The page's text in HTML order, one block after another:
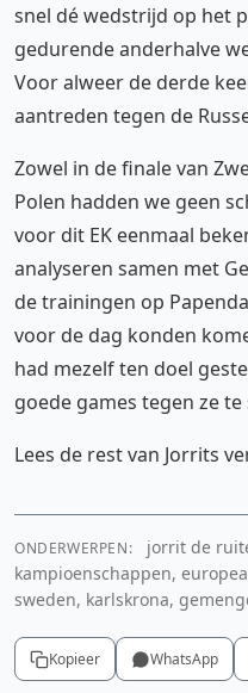
snel dé wedstrijd op het
gedurende anderhalve
Voor alweer de derde
aantreden tegen de
Zowel in de finale van
Polen hadden we geen
voor dit EK eenmaal
analyseren samen met
de trainingen op
voor de dag konden
had mezelf ten doel
goede games tegen ze te
Lees de rest van Jorrits
ONDERWERPEN:
jorrit de
kampioenschappen,
sweden, karlskrona,
Kopieer WhatsApp